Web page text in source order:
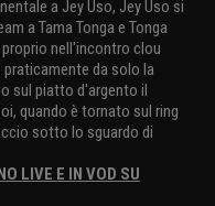
a Jey Uso, Jey Uso si
a Tama Tonga e Tonga
nell'incontro clou
da solo la
sul piatto d'argento il
quando è tornato sul ring
sotto lo sguardo di
LIVE E IN VOD SU